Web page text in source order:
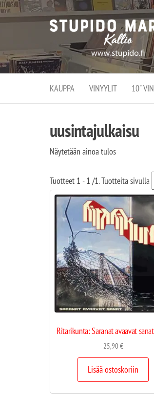
KAUPPA VINYYLIT 10"
uusintajulkaisu
Näytetään ainoa tulos
Tuotteet 1 - 1 /1. Tuotteita sivulla
Ritarikunta: Saranat avaavat
25,90€
Lisää ostoskoriin